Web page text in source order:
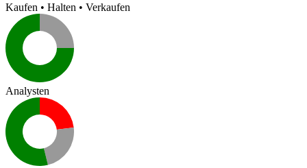
Kaufen • Halten • Verkaufen
Analysten